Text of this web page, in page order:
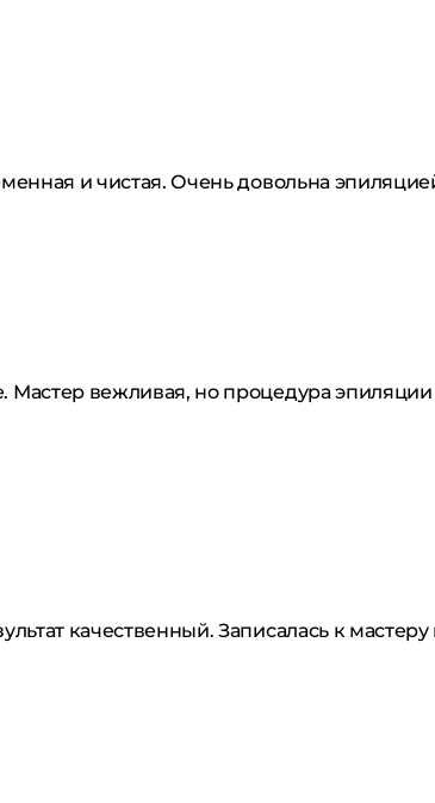
и чистая. Очень довольна
вежливая, но процедура
качественный. Записалась к